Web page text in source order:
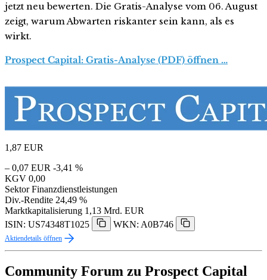
jetzt neu bewerten. Die Gratis-Analyse vom 06. August
zeigt, warum Abwarten riskanter sein kann, als es
wirkt.
Prospect Capital: Gratis-Analyse (PDF) öffnen …
1,87 EUR
– 0,07 EUR -3,41 %
KGV 0,00
Sektor Finanzdienstleistungen
Div.-Rendite 24,49 %
Marktkapitalisierung 1,13 Mrd. EUR
ISIN: US74348T1025
WKN: A0B746
Aktiendetails öffnen
Community Forum zu Prospect Capital